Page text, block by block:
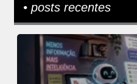
• posts recentes